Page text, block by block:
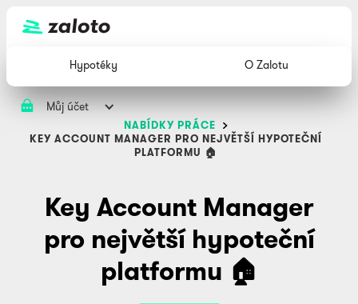
Hypotéky O Zalotu
Můj účet
NABÍDKY PRÁCE
KEY ACCOUNT MANAGER PRO NEJVĚTŠÍ HYPOTEČNÍ
PLATFORMU 🏠
Key Account Manager
pro největší hypoteční
platformu 🏠